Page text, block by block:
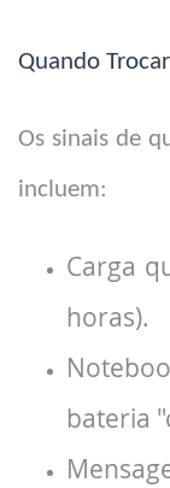
Quando
Os sinais de
incluem:
Carga
horas).
bateria